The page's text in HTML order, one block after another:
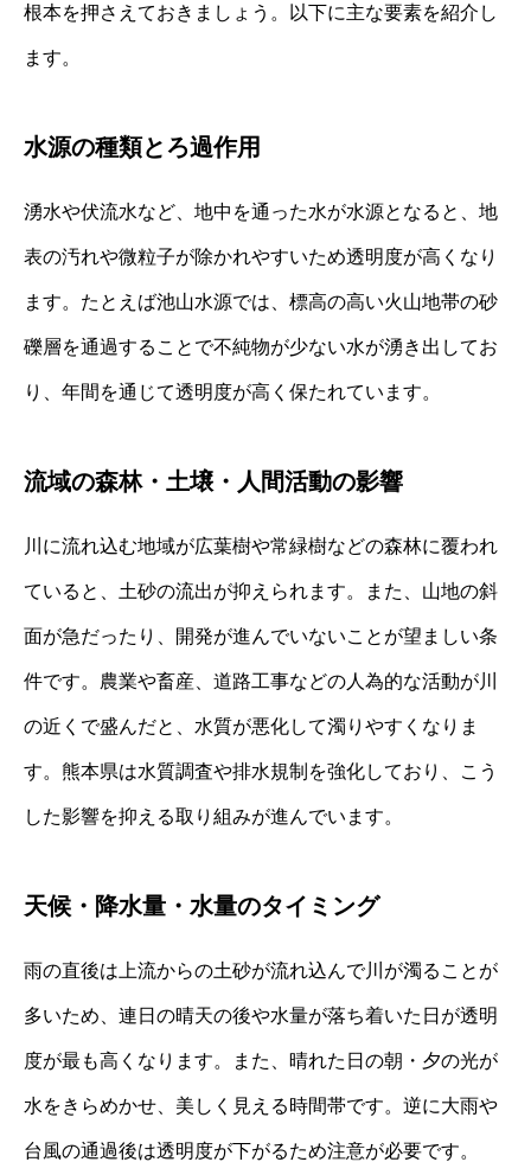
根本を押さえておきましょう。以下に主な要素を紹介し
ます。
水源の種類とろ過作用
湧水や伏流水など、地中を通った水が水源となると、地
表の汚れや微粒子が除かれやすいため透明度が高くなり
ます。たとえば池山水源では、標高の高い火山地帯の砂
礫層を通過することで不純物が少ない水が湧き出してお
り、年間を通じて透明度が高く保たれています。
流域の森林・土壌・人間活動の影響
川に流れ込む地域が広葉樹や常緑樹などの森林に覆われ
ていると、土砂の流出が抑えられます。また、山地の斜
面が急だったり、開発が進んでいないことが望ましい条
件です。農業や畜産、道路工事などの人為的な活動が川
の近くで盛んだと、水質が悪化して濁りやすくなりま
す。熊本県は水質調査や排水規制を強化しており、こう
した影響を抑える取り組みが進んでいます。
天候・降水量・水量のタイミング
雨の直後は上流からの土砂が流れ込んで川が濁ることが
多いため、連日の晴天の後や水量が落ち着いた日が透明
度が最も高くなります。また、晴れた日の朝・夕の光が
水をきらめかせ、美しく見える時間帯です。逆に大雨や
台風の通過後は透明度が下がるため注意が必要です。